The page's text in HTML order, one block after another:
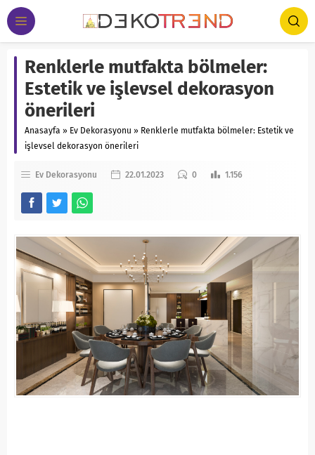
Renklerle mutfakta bölmeler:
Estetik ve işlevsel dekorasyon
önerileri
Anasayfa » Ev Dekorasyonu » Renklerle mutfakta bölmeler: Estetik ve
işlevsel dekorasyon önerileri
Ev Dekorasyonu 22.01.2023 0 1.156